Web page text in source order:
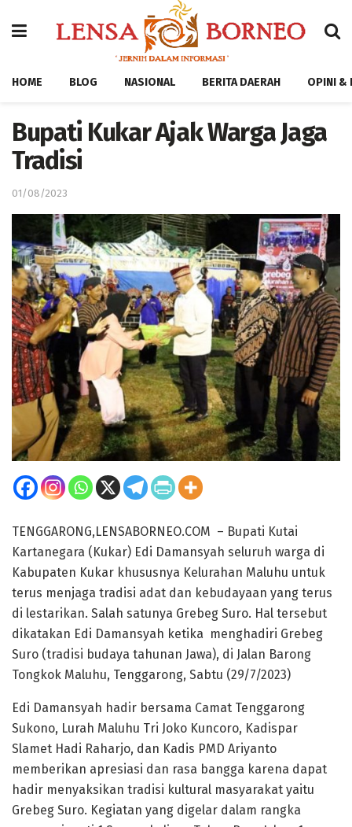
HOME BLOG NASIONAL BERITA DAERAH OPINI &
Bupati Kukar Ajak Warga Jaga
Tradisi
01/08/2023
TENGGARONG,LENSABORNEO.COM – Bupati Kutai
Kartanegara (Kukar) Edi Damansyah seluruh warga di
Kabupaten Kukar khususnya Kelurahan Maluhu untuk
terus menjaga tradisi adat dan kebudayaan yang terus
di lestarikan. Salah satunya Grebeg Suro. Hal tersebut
dikatakan Edi Damansyah ketika menghadiri Grebeg
Suro (tradisi budaya tahunan Jawa), di Jalan Barong
Tongkok Maluhu, Tenggarong, Sabtu (29/7/2023)
Edi Damansyah hadir bersama Camat Tenggarong
Sukono, Lurah Maluhu Tri Joko Kuncoro, Kadispar
Slamet Hadi Raharjo, dan Kadis PMD Ariyanto
memberikan apresiasi dan rasa bangga karena dapat
hadir menyaksikan tradisi kultural masyarakat yaitu
Grebeg Suro. Kegiatan yang digelar dalam rangka